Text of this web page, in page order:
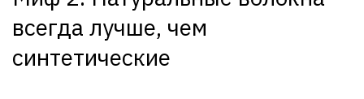
всегда лучше, чем
синтетические